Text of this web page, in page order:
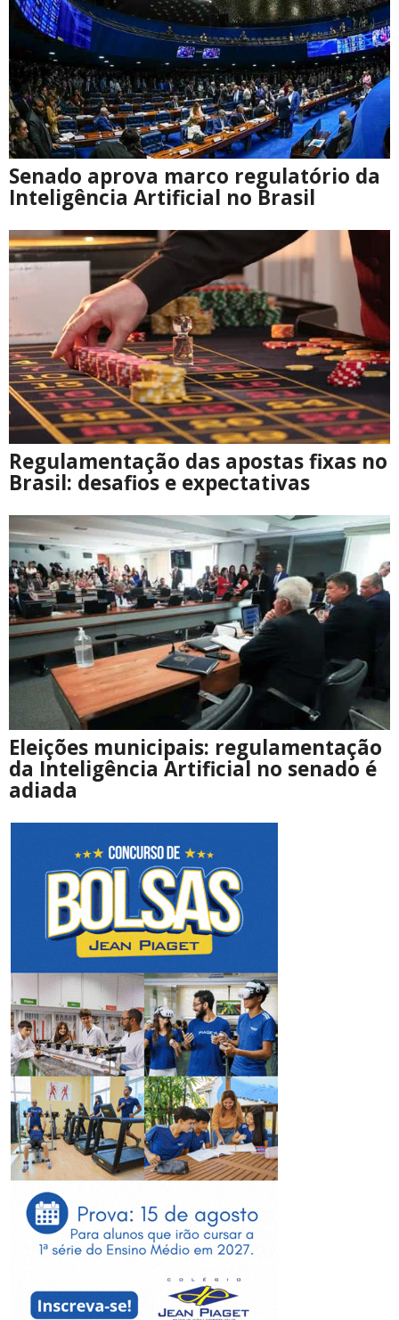
Senado aprova marco regulatório da
Inteligência Artificial no Brasil
Regulamentação das apostas fixas no
Brasil: desafios e expectativas
Eleições municipais: regulamentação
da Inteligência Artificial no senado é
adiada